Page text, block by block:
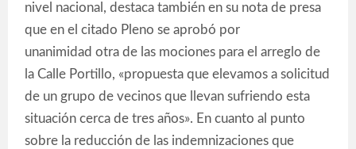
nivel nacional, destaca también en su nota de presa
que en el citado Pleno se aprobó por
unanimidad otra de las mociones para el arreglo de
la Calle Portillo, «propuesta que elevamos a solicitud
de un grupo de vecinos que llevan sufriendo esta
situación cerca de tres años». En cuanto al punto
sobre la reducción de las indemnizaciones que